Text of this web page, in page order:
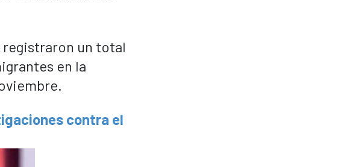
registraron un total
en la
contra el